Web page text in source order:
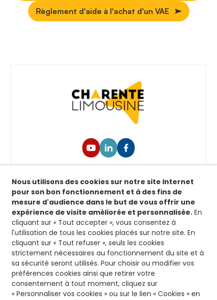
Règlement d'aide à l'achat d'un VAE
Retrouvez-nous sur nos réseaux sociaux afin de
suivre toutes nos actualités.
Siège
8 rue fontaines des jardins
16500 Confolens
Nous contacter
05 45 84 14 08
Nous utilisons des cookies sur notre site Internet
pour son bon fonctionnement et à des fins de
mesure d'audience dans le but de vous offrir une
expérience de visite améliorée et personnalisée. En
cliquant sur « Tout accepter », vous consentez à
l'utilisation de tous les cookies placés sur notre site. En
cliquant sur « Tout refuser », seuls les cookies
strictement nécessaires au fonctionnement du site et à
sa sécurité seront utilisés. Pour choisir ou modifier vos
préférences cookies ainsi que retirer votre
consentement à tout moment, cliquez sur
« Personnaliser vos cookies » ou sur le lien « Cookies » en